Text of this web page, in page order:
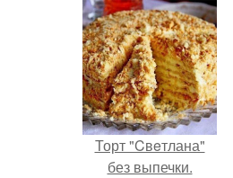
Торт "Cвeтлана"
без выпечки.